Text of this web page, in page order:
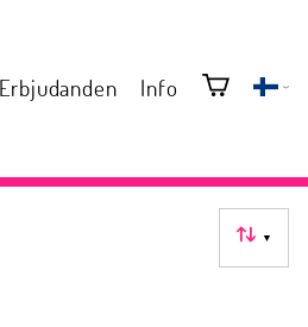
Erbjudanden Info
▼